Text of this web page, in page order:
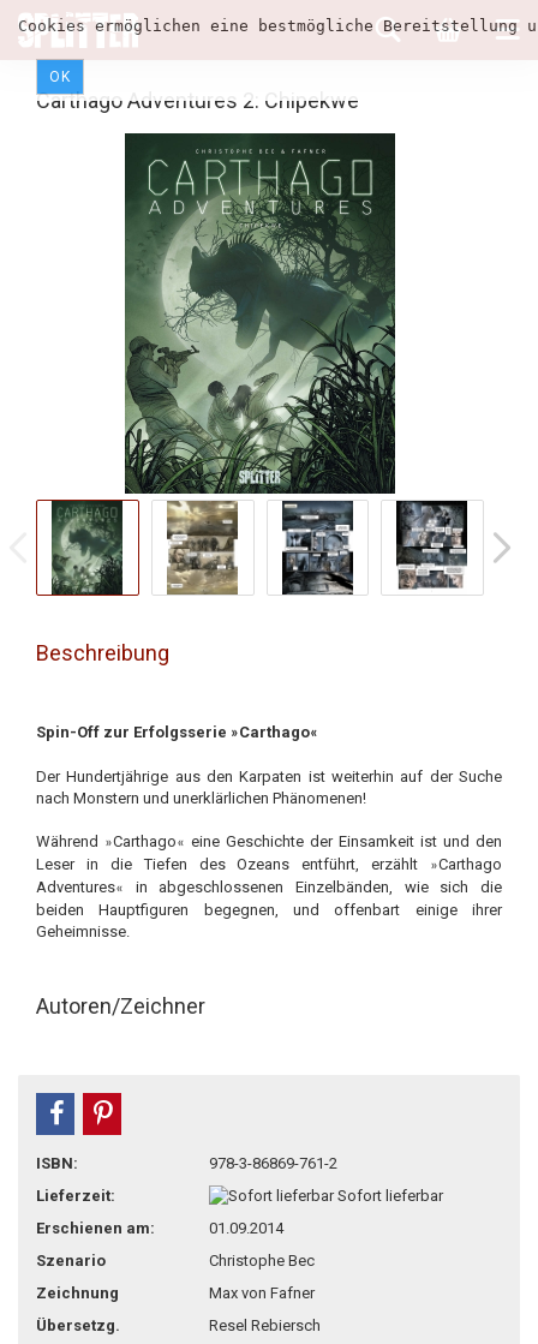
Cookies ermöglichen eine bestmögliche
OK
Carthago Adventures 2: Chipekwe
Beschreibung
Spin-Off zur Erfolgsserie »Carthago«
Der Hundertjährige aus den Karpaten ist weiterhin auf der Suche
nach Monstern und unerklärlichen Phänomenen!
Während »Carthago« eine Geschichte der Einsamkeit ist und den
Leser in die Tiefen des Ozeans entführt, erzählt »Carthago
Adventures«
in abgeschlossenen Einzelbänden, wie sich die
beiden Hauptfiguren begegnen, und offenbart einige ihrer
Geheimnisse.
Autoren/Zeichner
teilen
ISBN:
978-3-86869-761-2
Lieferzeit:
Sofort lieferbar
Erschienen am:
01.09.2014
Szenario
Christophe Bec
Zeichnung
Max von Fafner
Übersetzg.
Resel Rebiersch